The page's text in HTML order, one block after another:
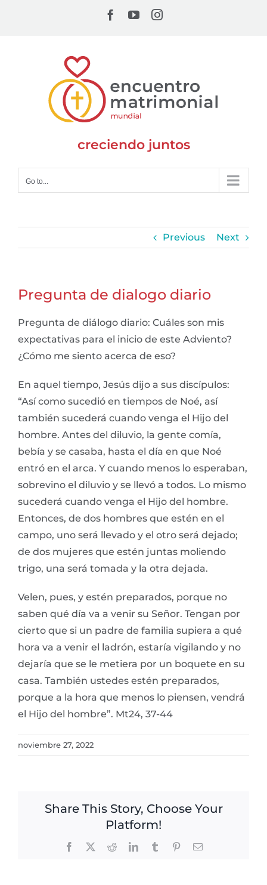
Facebook
YouTubeInstagram
creciendo juntos
Go to...
Previous Next
Pregunta de dialogo diario
Pregunta de diálogo diario: Cuáles son mis
expectativas para el inicio de este Adviento?
¿Cómo me siento acerca de eso?
En aquel tiempo, Jesús dijo a sus discípulos:
“Así como sucedió en tiempos de Noé, así
también sucederá cuando venga el Hijo del
hombre. Antes del diluvio, la gente comía,
bebía y se casaba, hasta el día en que Noé
entró en el arca. Y cuando menos lo esperaban,
sobrevino el diluvio y se llevó a todos. Lo mismo
sucederá cuando venga el Hijo del hombre.
Entonces, de dos hombres que estén en el
campo, uno será llevado y el otro será dejado;
de dos mujeres que estén juntas moliendo
trigo, una será tomada y la otra dejada.
Velen, pues, y estén preparados, porque no
saben qué día va a venir su Señor. Tengan por
cierto que si un padre de familia supiera a qué
hora va a venir el ladrón, estaría vigilando y no
dejaría que se le metiera por un boquete en su
casa. También ustedes estén preparados,
porque a la hora que menos lo piensen, vendrá
el Hijo del hombre”. Mt24, 37-44
noviembre 27, 2022
Share This Story, Choose Your
Platform!
Facebook RedditLinkedInTumblr PinterestEmail